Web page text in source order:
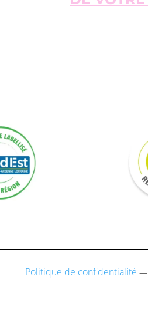
Politique de confidentialité —